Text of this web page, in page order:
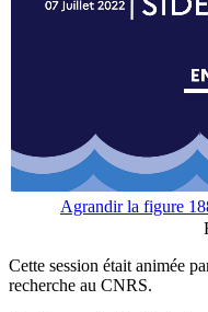
Agrandirla figure
Cette session était animée
recherche au CNRS.